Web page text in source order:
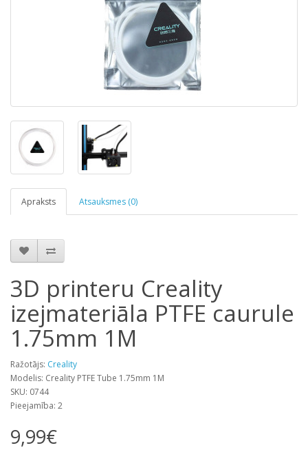
Apraksts Atsauksmes (0)
3D printeru Creality
izejmateriāla PTFE caurule
1.75mm 1M
Ražotājs: Creality
Modelis: Creality PTFE Tube 1.75mm 1M
SKU: 0744
Pieejamība: 2
9,99€